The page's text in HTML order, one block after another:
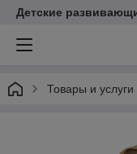
Детские
Товары и услуги